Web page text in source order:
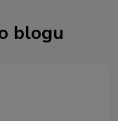
blogu